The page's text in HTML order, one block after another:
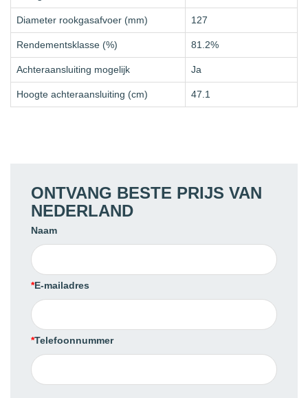
Diameter rookgasafvoer (mm) 127
Rendementsklasse (%) 81.2%
Achteraansluiting mogelijk Ja
Hoogte achteraansluiting (cm) 47.1
ONTVANG BESTE PRIJS VAN
NEDERLAND
Naam
E-mailadres
Telefoonnummer